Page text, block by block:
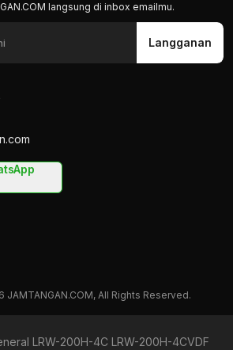
langsung di inbox emailmu.
Langganan
All Rights Reserved.
LRW-200H-4C LRW-200H-4CVDF